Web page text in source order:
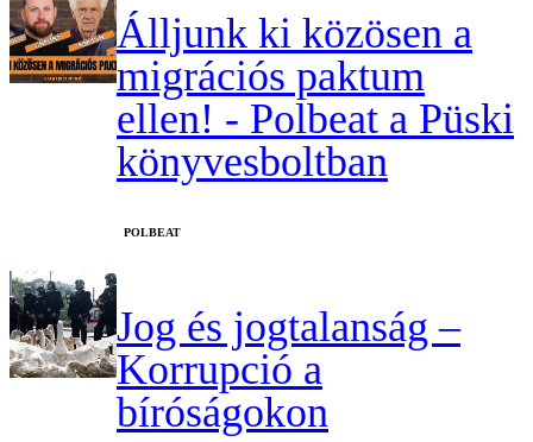
Álljunk ki közösen a
migrációs paktum
ellen! - Polbeat a Püski
könyvesboltban
‎POLBEAT
Jog és jogtalanság –
Korrupció a
bíróságokon